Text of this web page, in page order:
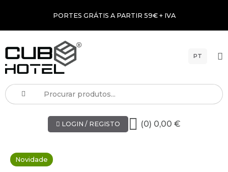
PORTES GRÁTIS A PARTIR 59€ + IVA
PT
LOGIN / REGISTO (0) 0,00 €
Novidade